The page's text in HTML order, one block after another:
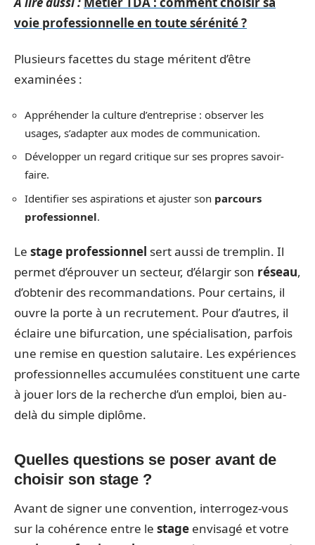
voie professionnelle en toute sérénité ?
Plusieurs facettes du stage méritent d’être
examinées :
Appréhender la culture d’entreprise : observer les
usages, s’adapter aux modes de communication.
Développer un regard critique sur ses propres savoir-
faire.
Identifier ses aspirations et ajuster son parcours
professionnel.
Le stage professionnel sert aussi de tremplin. Il
permet d’éprouver un secteur, d’élargir son réseau,
d’obtenir des recommandations. Pour certains, il
ouvre la porte à un recrutement. Pour d’autres, il
éclaire une bifurcation, une spécialisation, parfois
une remise en question salutaire. Les expériences
professionnelles accumulées constituent une carte
à jouer lors de la recherche d’un emploi, bien au-
delà du simple diplôme.
Quelles questions se poser avant de
choisir son stage ?
Avant de signer une convention, interrogez-vous
sur la cohérence entre le stage envisagé et votre